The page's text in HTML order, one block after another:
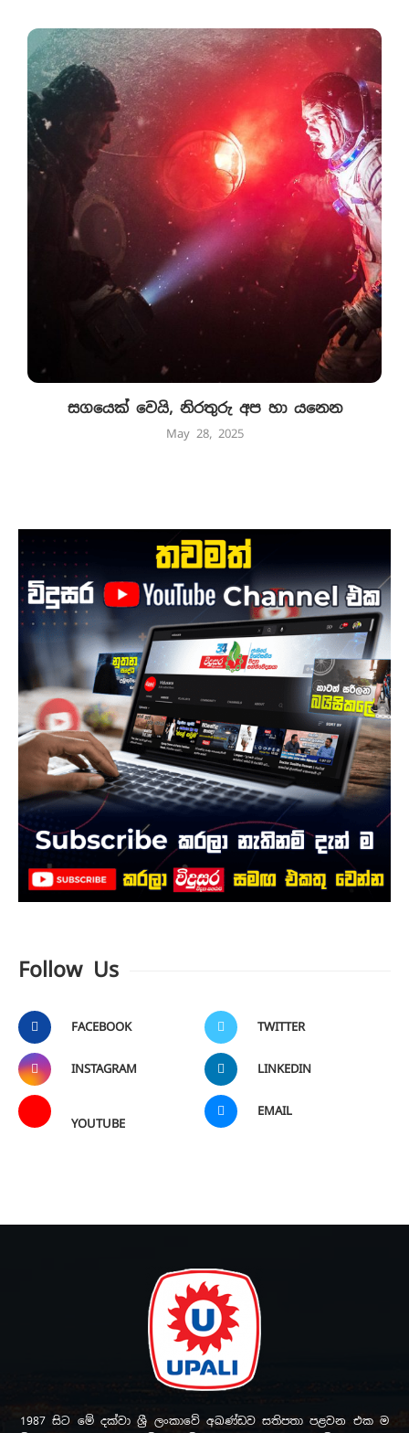
සගයෙක් වෙයි, නිරතුරු අප හා යනෙන
May 28, 2025
Follow Us
FACEBOOK TWITTER
INSTAGRAM LINKEDIN
YOUTUBE
EMAIL
1987 සිට මේ දක්වා ශ්‍රී ලංකාවේ අඛණ්ඩව සතිපතා පළවන එක ම